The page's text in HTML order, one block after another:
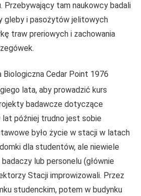
Przebywający tam naukowcy badali
gleby i pasożytów jelitowych
traw preriowych i zachowania
Biologiczna Cedar Point 1976
lata, aby prowadzić kurs
badawcze dotyczące
później trudno jest sobie
było życie w stacji w latach
dla studentów, ale niewiele
lub personelu (głównie
Stacji improwizowali. Przez
studenckim, potem w budynku